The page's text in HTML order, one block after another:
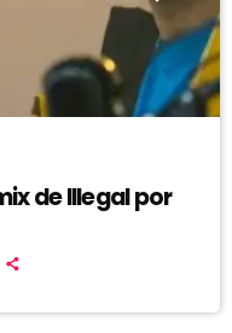
de Illegal por